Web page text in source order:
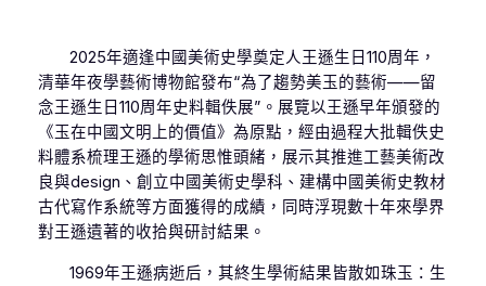
2025年適逢中國美術史學奠定人王遜生日110周年，
清華年夜學藝術博物館發布“為了趨勢美玉的藝術——留
念王遜生日110周年史料輯佚展”。展覽以王遜早年頒發的
《玉在中國文明上的價值》為原點，經由過程大批輯佚史
料體系梳理王遜的學術思惟頭緒，展示其推進工藝美術改
良與design、創立中國美術史學科、建構中國美術史教材
古代寫作系統等方面獲得的成績，同時浮現數十年來學界
對王遜遺著的收拾與研討結果。
1969年王遜病逝后，其終生學術結果皆散如珠玉：生